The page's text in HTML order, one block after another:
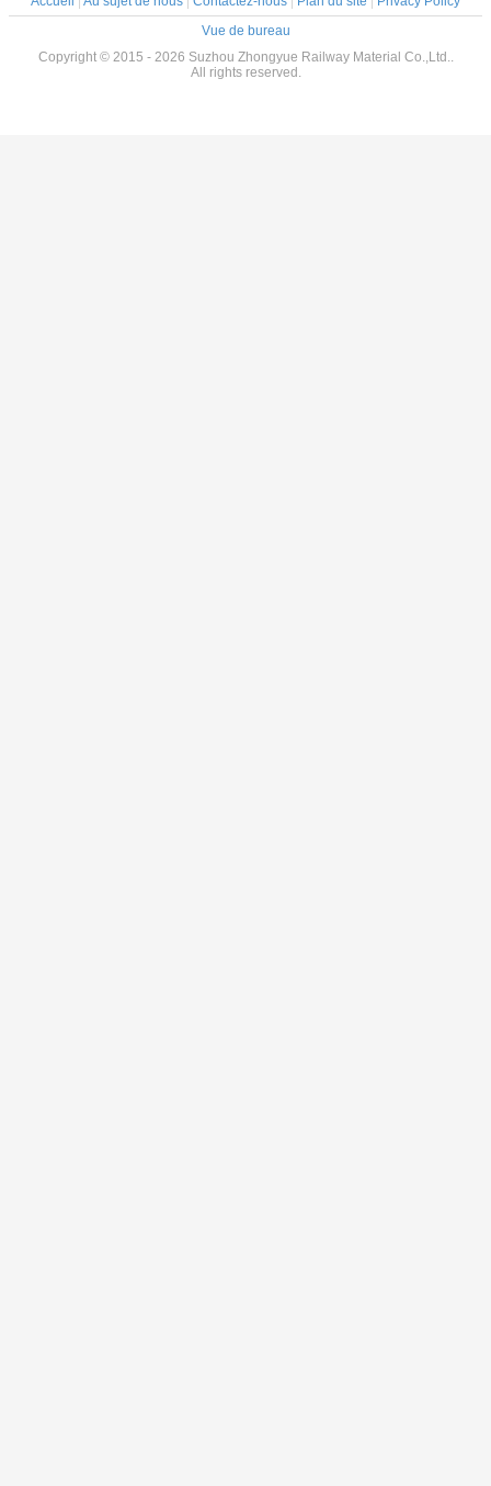
Vue de bureau
Copyright © 2015 - 2026 Suzhou Zhongyue Railway Material Co.,Ltd..
All rights reserved.